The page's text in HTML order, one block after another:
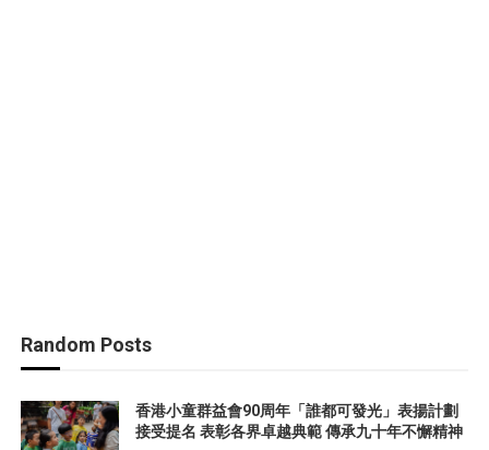
Random Posts
香港小童群益會90周年「誰都可發光」表揚計劃
接受提名 表彰各界卓越典範 傳承九十年不懈精神